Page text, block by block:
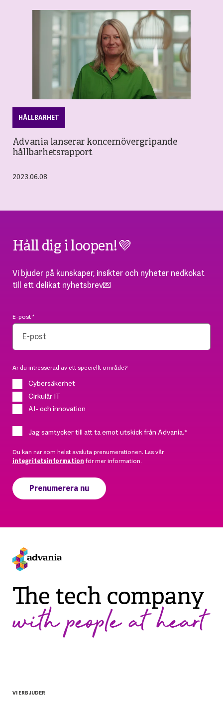
HÅLLBARHET
Advania lanserar koncernövergripande
hållbarhetsrapport
2023.06.08
Håll dig i loopen!💜
Vi bjuder på kunskaper, insikter och nyheter nedkokat
till ett delikat nyhetsbrev💌
E-post*
Är du intresserad av ett speciellt område?
Cybersäkerhet
Cirkulär IT
AI- och innovation
Jag samtycker till att ta emot utskick från Advania.*
Du kan när som helst avsluta prenumerationen. Läs vår
integritetsinformation för mer information.
VI ERBJUDER